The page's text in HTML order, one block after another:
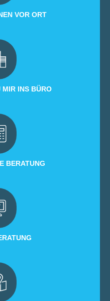
VOR ORT
MIR INS BÜRO
BERATUNG